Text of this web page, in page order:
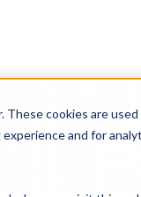
cookies are
and for